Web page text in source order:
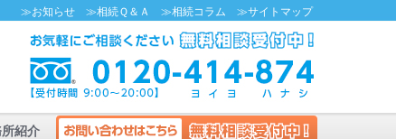
≫お知らせ ≫相続Ｑ＆Ａ ≫相続コラム ≫サイトマップ
紹介